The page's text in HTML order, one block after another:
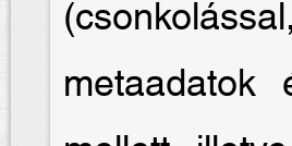
metaadatok